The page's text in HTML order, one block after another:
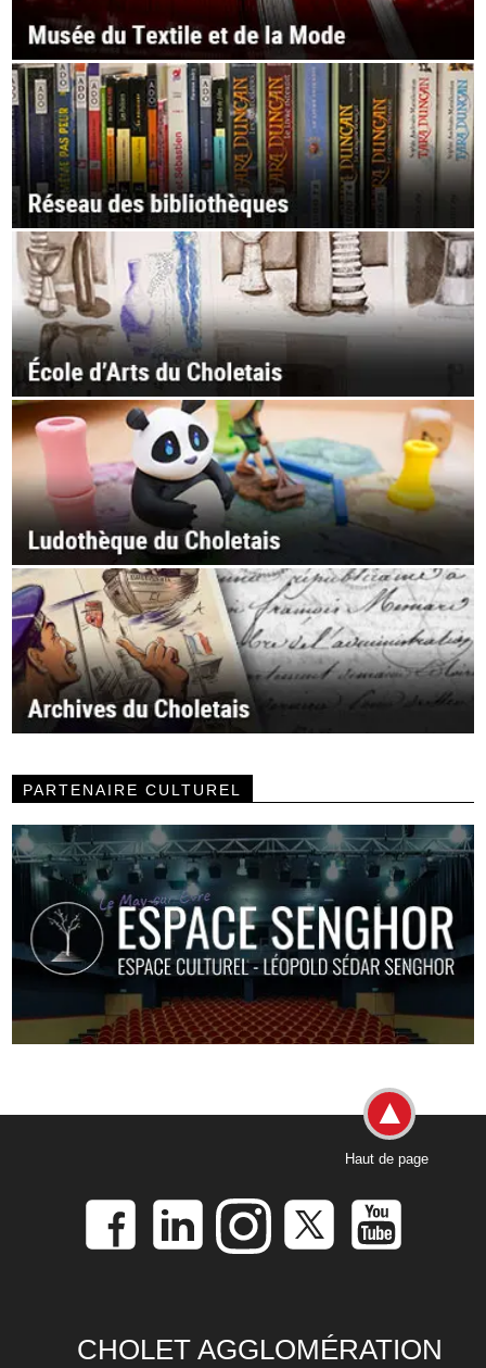
PARTENAIRE CULTUREL
Haut de page
CHOLET AGGLOMÉRATION